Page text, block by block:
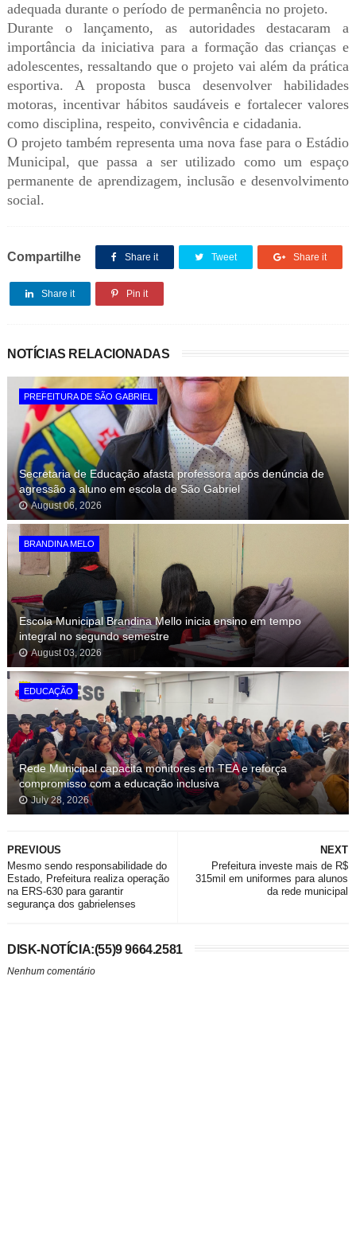
adequada durante o período de permanência no projeto.
Durante o lançamento, as autoridades destacaram a
importância da iniciativa para a formação das crianças e
adolescentes, ressaltando que o projeto vai além da prática
esportiva. A proposta busca desenvolver habilidades
motoras, incentivar hábitos saudáveis e fortalecer valores
como disciplina, respeito, convivência e cidadania.
O projeto também representa uma nova fase para o Estádio
Municipal, que passa a ser utilizado como um espaço
permanente de aprendizagem, inclusão e desenvolvimento
social.
Compartilhe Share it Tweet Share it
Share it Pin it
NOTÍCIAS RELACIONADAS
PREFEITURA DE SÃO GABRIEL
Secretaria de Educação afasta professora após denúncia de
agressão a aluno em escola de São Gabriel
August 06, 2026
BRANDINA MELO
Escola Municipal Brandina Mello inicia ensino em tempo
integral no segundo semestre
August 03, 2026
EDUCAÇÃO
Rede Municipal capacita monitores em TEA e reforça
compromisso com a educação inclusiva
July 28, 2026
NEXT
Prefeitura investe mais de R$
315mil em uniformes para alunos
da rede municipal
PREVIOUS
Mesmo sendo responsabilidade do
Estado, Prefeitura realiza operação
na ERS-630 para garantir
segurança dos gabrielenses
DISK-NOTÍCIA:(55)9 9664.2581
Nenhum comentário